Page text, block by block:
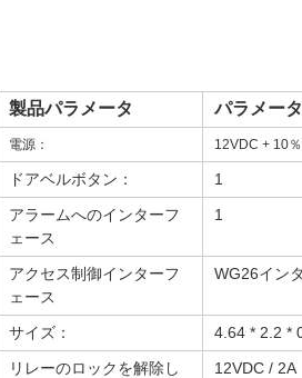
製品パラメータ パラメー
電源： 12VDC + 10％
ドアベルボタン：
1
アラームへのインターフ
ェース
1
アクセス制御インターフ
ェース
WG26イン
サイズ：
4.64 * 2.2 *
リレーのロックを解除し
12VDC / 2A